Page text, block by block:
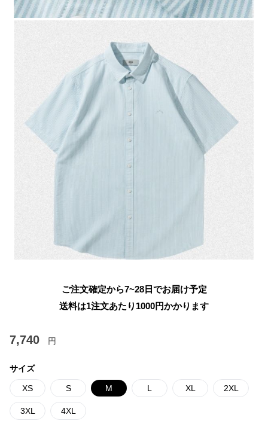
ご注文確定から7~28日でお届け予定
送料は1注文あたり 1000円かかります
7,740 円
サイズ
XS S M L XL 2XL
3XL 4XL